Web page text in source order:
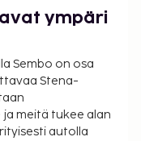
ympäri
Sembo on osa
Stena-
meitä tukee alan
autolla